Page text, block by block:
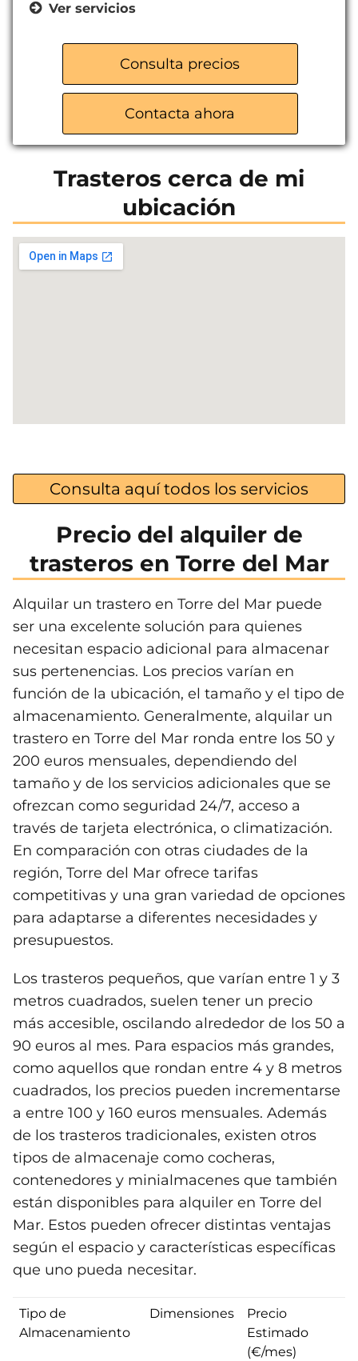
Ver servicios
Trasteros de 2 m²
Trasteros de 2,5 m²
Trasteros de 3 m²
Acceso de 6:00 a 22:00
Consulta precios
Contacta ahora
Trasteros cerca de mi
ubicación
Consulta aquí todos los servicios
Precio del alquiler de
trasteros en Torre del Mar
Alquilar un trastero en Torre del Mar puede
ser una excelente solución para quienes
necesitan espacio adicional para almacenar
sus pertenencias. Los precios varían en
función de la ubicación, el tamaño y el tipo de
almacenamiento. Generalmente, alquilar un
trastero en Torre del Mar ronda entre los 50 y
200 euros mensuales, dependiendo del
tamaño y de los servicios adicionales que se
ofrezcan como seguridad 24/7, acceso a
través de tarjeta electrónica, o climatización.
En comparación con otras ciudades de la
región, Torre del Mar ofrece tarifas
competitivas y una gran variedad de opciones
para adaptarse a diferentes necesidades y
presupuestos.
Los trasteros pequeños, que varían entre 1 y 3
metros cuadrados, suelen tener un precio
más accesible, oscilando alrededor de los 50 a
90 euros al mes. Para espacios más grandes,
como aquellos que rondan entre 4 y 8 metros
cuadrados, los precios pueden incrementarse
a entre 100 y 160 euros mensuales. Además
de los trasteros tradicionales, existen otros
tipos de almacenaje como cocheras,
contenedores y minialmacenes que también
están disponibles para alquiler en Torre del
Mar. Estos pueden ofrecer distintas ventajas
según el espacio y características específicas
que uno pueda necesitar.
Tipo de
Almacenamiento
Dimensiones
Precio
Estimado
(€/mes)